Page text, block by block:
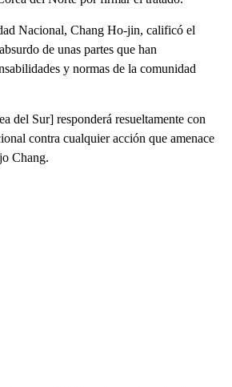
Nacional, Chang Ho-jin, calificó el
de unas partes que han
y normas de la comunidad
del Sur] responderá resueltamente con
contra cualquier acción que amenace
Chang.